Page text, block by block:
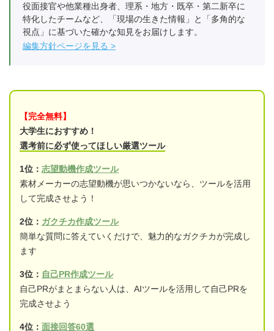
役面接官や他業種出身者、理系・地方・既卒・第二新卒に
特化したチームなど、「現場の生きた情報」と「多角的な
視点」に基づいた確かな知見をお届けします。
編集方針ページを見る
【完全無料】
大学生におすすめ！
選考前に必ず使ってほしい厳選ツール
1位： 志望動機作成ツール
素材メーカーの志望動機が思いつかないなら、ツールを活用
して完成させよう！
2位： ガクチカ作成ツール
簡単な質問に答えていくだけで、魅力的なガクチカが完成し
ます
3位： 自己PR作成ツール
自己PRがまとまらない人は、AIツールを活用して自己PRを
完成させよう
4位： 面接回答60選